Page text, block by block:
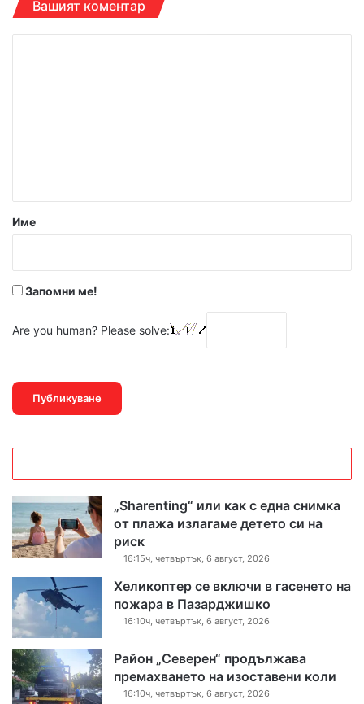
Вашият коментар
р
Име
Запомни ме!
Are you human? Please solve:
„Sharenting“ или как с една снимка
от плажа излагаме детето си на
риск
16:15ч, четвъртък, 6 август, 2026
Хеликоптер се включи в гасенето на
пожара в Пазарджишко
16:10ч, четвъртък, 6 август, 2026
Район „Северен“ продължава
премахването на изоставени коли
16:10ч, четвъртък, 6 август, 2026